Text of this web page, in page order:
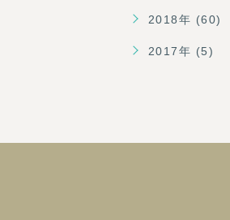
2018年 (60)
2017年 (5)